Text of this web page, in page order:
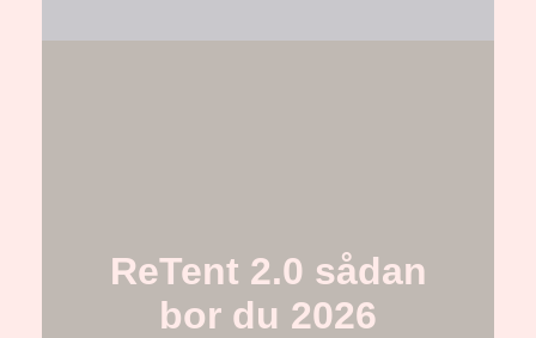
ReTent 2.0 sådan
bor du 2026